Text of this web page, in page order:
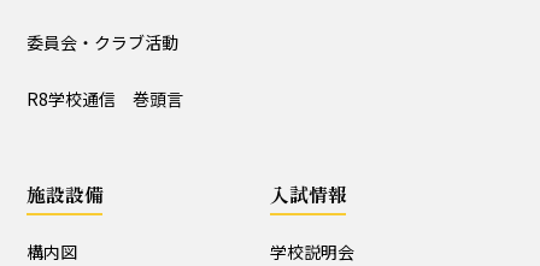
編入学調査・募集について
すべて 入試情報・セミナー情報など
ニュース
委員会・クラブ活動
R8学校通信 巻頭言
施設設備
構内図
入試情報
学校説明会